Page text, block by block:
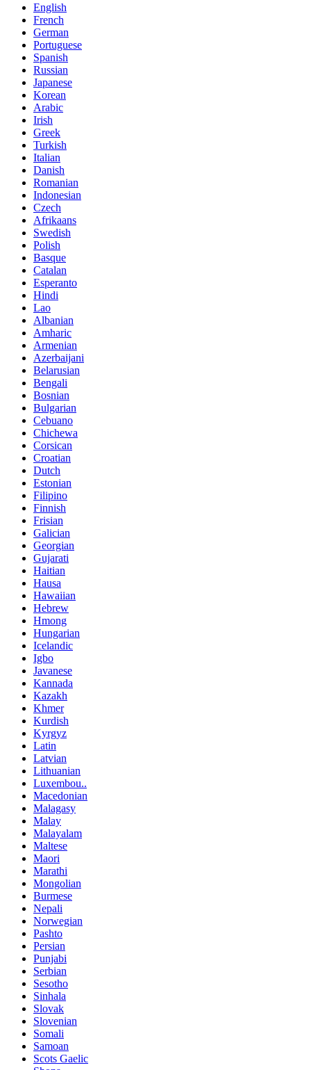
English
French
German
Portuguese
Spanish
Russian
Japanese
Korean
Arabic
Irish
Greek
Turkish
Italian
Danish
Romanian
Indonesian
Czech
Afrikaans
Swedish
Polish
Basque
Catalan
Esperanto
Hindi
Lao
Albanian
Amharic
Armenian
Azerbaijani
Belarusian
Bengali
Bosnian
Bulgarian
Cebuano
Chichewa
Corsican
Croatian
Dutch
Estonian
Filipino
Finnish
Frisian
Galician
Georgian
Gujarati
Haitian
Hausa
Hawaiian
Hebrew
Hmong
Hungarian
Icelandic
Igbo
Javanese
Kannada
Kazakh
Khmer
Kurdish
Kyrgyz
Latin
Latvian
Lithuanian
Luxembou..
Macedonian
Malagasy
Malay
Malayalam
Maltese
Maori
Marathi
Mongolian
Burmese
Nepali
Norwegian
Pashto
Persian
Punjabi
Serbian
Sesotho
Sinhala
Slovak
Slovenian
Somali
Samoan
Scots Gaelic